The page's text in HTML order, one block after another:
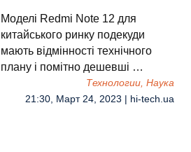
Моделі Redmi Note 12 для
китайського ринку подекуди
мають відмінності технічного
плану і помітно дешевші …
Технологии, Наука
21:30, Март 24, 2023 | hi-tech.ua